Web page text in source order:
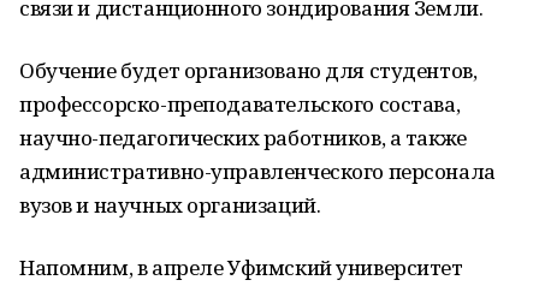
связи и дистанционного зондирования Земли.
Обучение будет организовано для студентов,
профессорско-преподавательского состава,
научно-педагогических работников, а также
административно-управленческого персонала
вузов и научных организаций.
Напомним, в апреле Уфимский университет